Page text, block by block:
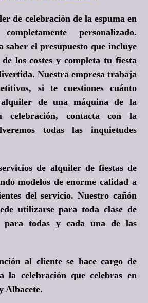
de celebración de la espuma en
personalizado.
saber el presupuesto que incluye
los costes y completa tu fiesta
Nuestra empresa trabaja
si te cuestiones cuánto
de una máquina de la
celebración, contacta con la
todas las inquietudes
de alquiler de fiestas de
modelos de enorme calidad a
del servicio. Nuestro cañón
utilizarse para toda clase de
para todas y cada una de las
al cliente se hace cargo de
la celebración que celebras en
Albacete.